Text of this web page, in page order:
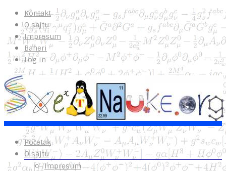
Kontakt
O sajtu
Impresum
Baneri
Log in
Početak
O sajtu
Impresum